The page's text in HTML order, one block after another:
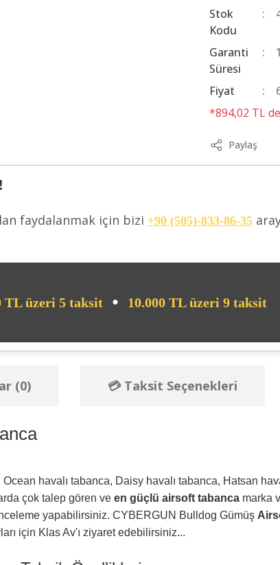
Stok
Kodu
Garanti
Süresi
Fiyat
*894,02 TL
Paylaş
faydalanmak için bizi +90 (505)-833-86-35
TL üzeri 5 taksit • 10.000 TL üzeri 9 taksit
(0) 💳 Taksit Seçenekleri
havalı tabanca, Daisy havalı tabanca, Hatsan
çok talep gören ve en güçlü airsoft tabanca marka
yapabilirsiniz. CYBERGUN Bulldog Gümüş
için Klas Av'ı ziyaret edebilirsiniz...